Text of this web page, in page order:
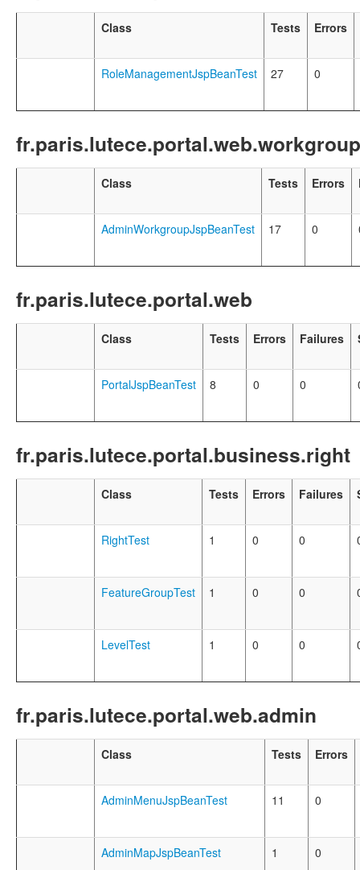
Class Tests Errors
RoleManagementJspBeanTest 27 0
fr.paris.lutece.portal.web.workgroup
Class Tests Errors
AdminWorkgroupJspBeanTest 17 0
fr.paris.lutece.portal.web
Class Tests Errors Failures
PortalJspBeanTest 8 0 0
fr.paris.lutece.portal.business.right
Class Tests Errors Failures
RightTest 1 0 0
FeatureGroupTest 1 0 0
LevelTest 1 0 0
fr.paris.lutece.portal.web.admin
Class Tests Errors
AdminMenuJspBeanTest 11 0
AdminMapJspBeanTest 1 0